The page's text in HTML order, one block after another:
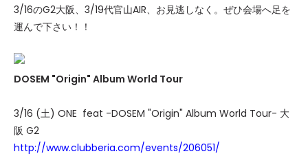
3/16のG2大阪、3/19代官山AIR、お見逃しなく。ぜひ会場へ足を
運んで下さい！！
DOSEM "Origin" Album World Tour
3/16 (土) ONE feat -DOSEM "Origin" Album World Tour- 大
阪 G2
http://www.clubberia.com/events/206051/